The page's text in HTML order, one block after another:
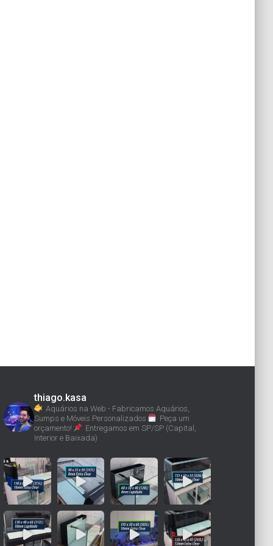
thiago.kasa
Aquários na Web - Fabricamos Aquários,
Sumps e Móveis Personalizados
Peça um
orçamento!
Entregamos em SP/SP (Capital,
Interior e Baixada)